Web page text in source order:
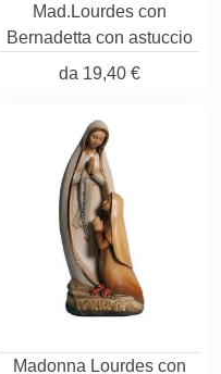
Mad.Lourdes con
Bernadetta con astuccio
da 19,40 €
Madonna Lourdes con